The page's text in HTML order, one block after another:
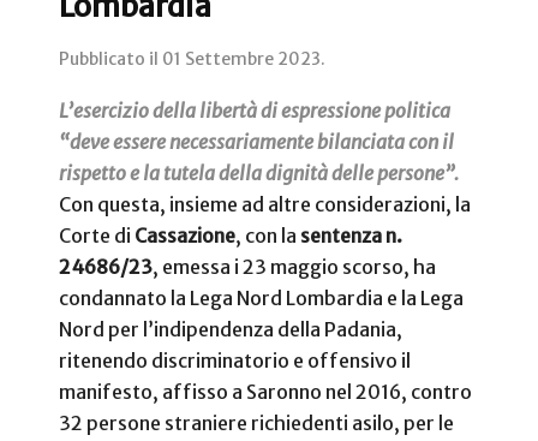
Pubblicato il 01 Settembre 2023.
L’esercizio della libertà di espressione politica
“deve essere necessariamente bilanciata con il
rispetto e la tutela della dignità delle persone”.
Con questa, insieme ad altre considerazioni, la
Corte di Cassazione, con la sentenza n.
24686/23, emessa i 23 maggio scorso, ha
condannato la Lega Nord Lombardia e la Lega
Nord per l’indipendenza della Padania,
ritenendo discriminatorio e offensivo il
manifesto, affisso a Saronno nel 2016, contro
32 persone straniere richiedenti asilo, per le